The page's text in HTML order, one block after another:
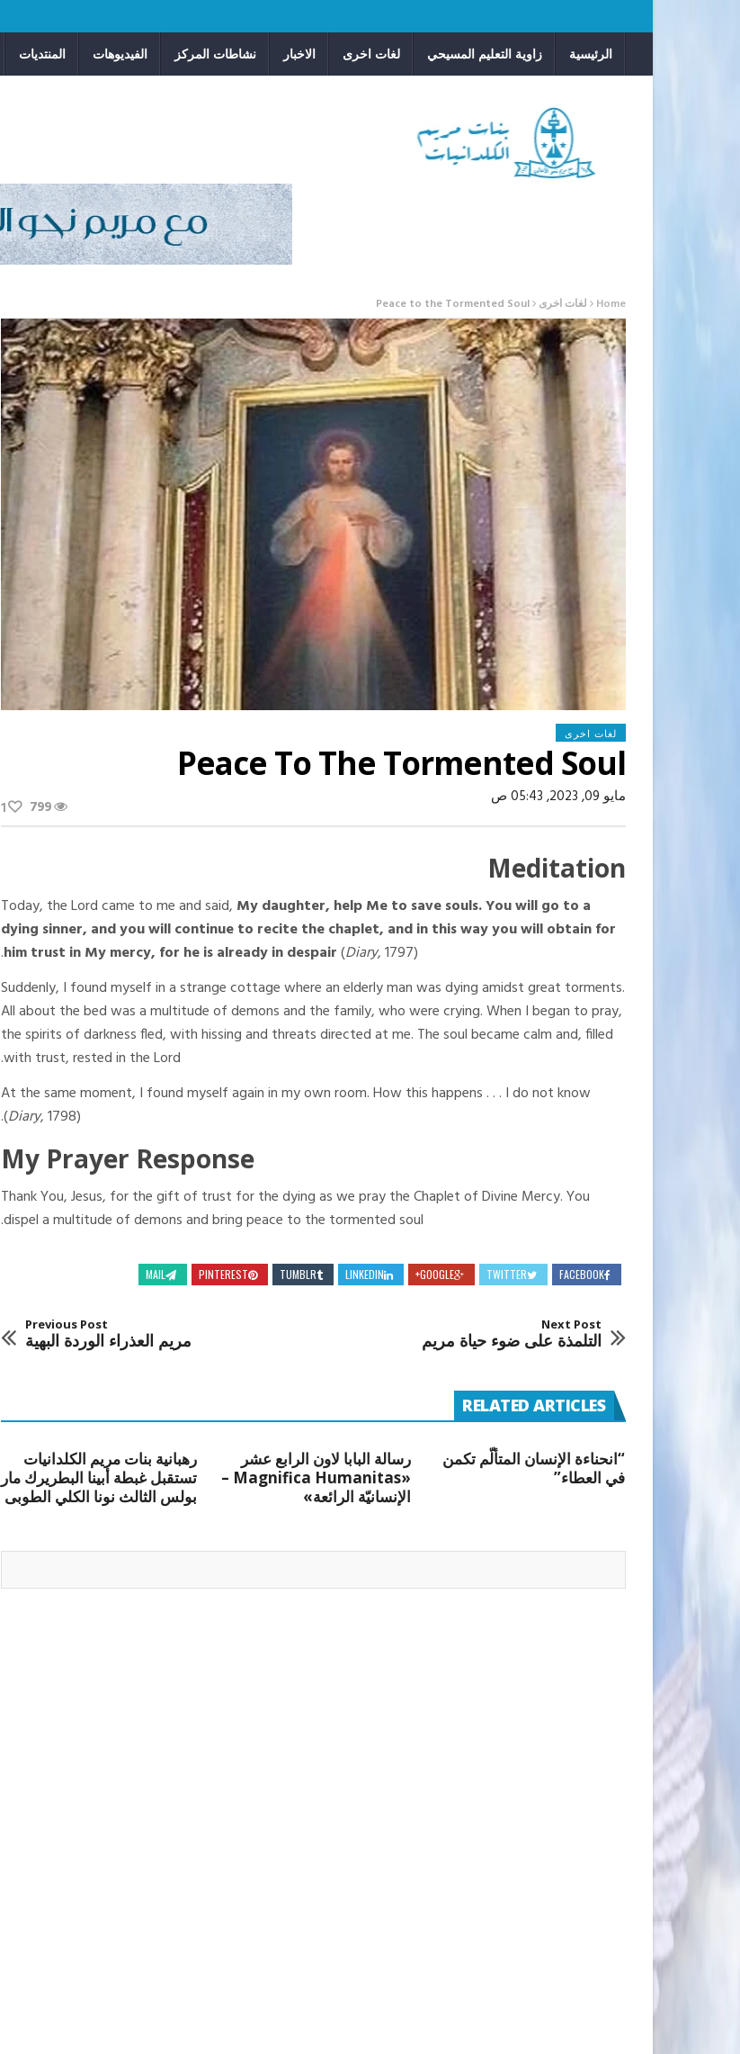
الرئيسية زاوية التعليم المسيحي لغات اخرى الاخبار نشاطات المركز الفيديوهات المنتديات
Home لغات اخرى Peace to the Tormented Soul
لغات اخرى
Peace To The Tormented Soul
مايو 09, 2023, 05:43 ص 799
1
Meditation
Today, the Lord came to me and said, My daughter, help Me to save souls. You will go to a
dying sinner, and you will continue to recite the chaplet, and in this way you will obtain for
him trust in My mercy, for he is already in despair(Diary, 1797).
Suddenly, I found myself in a strange cottage where an elderly man was dying amidst great torments.
All about the bed was a multitude of demons and the family, who were crying. When I began to pray,
the spirits of darkness fled, with hissing and threats directed at me. The soul became calm and, filled
with trust, rested in the Lord.
At the same moment, I found myself again in my own room. How this happens . . . I do not know
(Diary, 1798).
My Prayer Response
Thank You, Jesus, for the gift of trust for the dying as we pray the Chaplet of Divine Mercy. You
dispel a multitude of demons and bring peace to the tormented soul.
FACEBOOK
TWITTER
GOOGLE+
LINKEDIN
TUMBLR
PINTEREST
MAIL
Previous Post
مريم العذراء الوردة البهية
Next Post
التلمذة على ضوء حياة مريم
RELATED ARTICLES
رهبانية بنات مريم الكلدانيات
تستقبل غبطة أبينا البطريرك مار
بولس الثالث نونا الكلي الطوبى
رسالة البابا لاون الرابع عشر
«Magnifica Humanitas –
الإنسانيّة الرائعة»
“انحناءة الإنسان المتألّم تكمن
في العطاء”